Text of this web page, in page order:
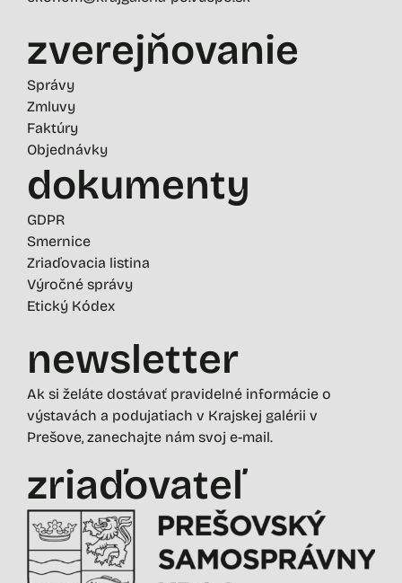
zverejňovanie
Správy
Zmluvy
Faktúry
Objednávky
dokumenty
GDPR
Smernice
Zriaďovacia listina
Výročné správy
Etický Kódex
newsletter
Ak si želáte dostávať pravidelné informácie o
výstavách a podujatiach v Krajskej galérii v
Prešove, zanechajte nám svoj e-mail.
zriaďovateľ